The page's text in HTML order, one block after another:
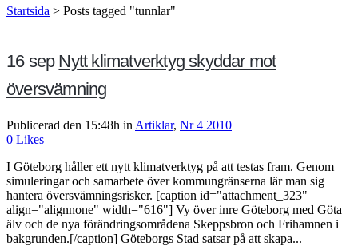
Startsida > Posts tagged "tunnlar"
16 sep Nytt klimatverktyg skyddar mot
översvämning
Publicerad den 15:48h in Artiklar, Nr 4 2010
0 Likes
I Göteborg håller ett nytt klimatverktyg på att testas fram. Genom
simuleringar och samarbete över kommungränserna lär man sig
hantera översvämningsrisker. [caption id="attachment_323"
align="alignnone" width="616"] Vy över inre Göteborg med Göta
älv och de nya förändringsområdena Skeppsbron och Frihamnen i
bakgrunden.[/caption] Göteborgs Stad satsar på att skapa...